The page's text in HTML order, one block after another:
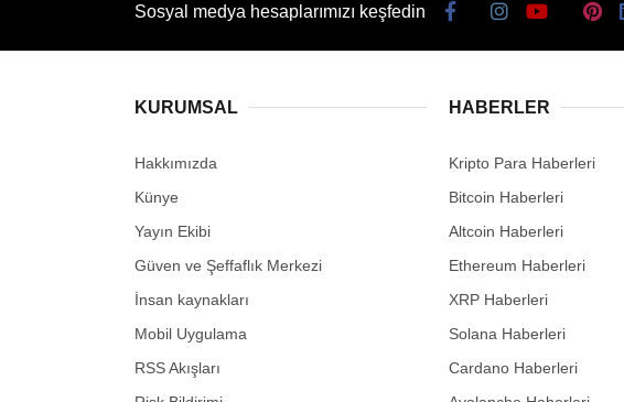
Sosyal medya hesaplarımızı keşfedin
KURUMSAL
Hakkımızda
Künye
Yayın Ekibi
Güven ve Şeffaflık Merkezi
İnsan kaynakları
Mobil Uygulama
RSS Akışları
HABERLER
Kripto Para Haberleri
Bitcoin Haberleri
Altcoin Haberleri
Ethereum Haberleri
XRP Haberleri
Solana Haberleri
Cardano Haberleri